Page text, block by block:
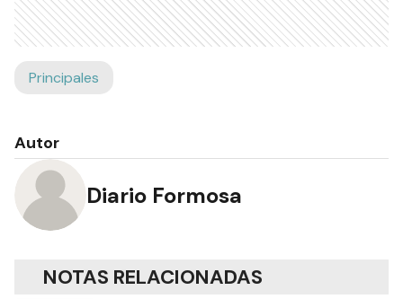
Principales
Autor
Diario Formosa
NOTAS RELACIONADAS